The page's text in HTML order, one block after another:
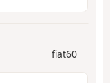
fiat60